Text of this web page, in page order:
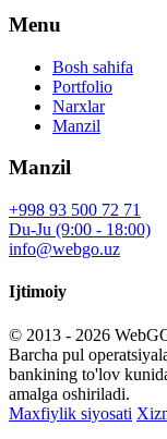
Menu
Bosh sahifa
Portfolio
Narxlar
Manzil
Manzil
+998 93 500 72 71
Du-Ju (9:00 - 18:00)
info@webgo.uz
Ijtimoiy
© 2013 - 2026
Barcha pul
bankining to'lov
amalga oshiriladi.
Maxfiylik siyosati